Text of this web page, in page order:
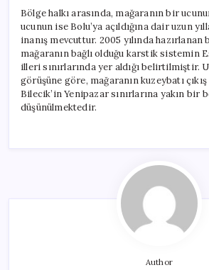
Bölge halkı arasında, mağaranın bir
ucunun ise Bolu’ya açıldığına dair uzun
inanış mevcuttur. 2005 yılında
mağaranın bağlı olduğu karstik sistemin
illeri sınırlarında yer aldığı belirtilmiştir.
görüşüne göre, mağaranın kuzeybatı
Bilecik’in Yenipazar sınırlarına yakın bir
düşünülmektedir.
Author